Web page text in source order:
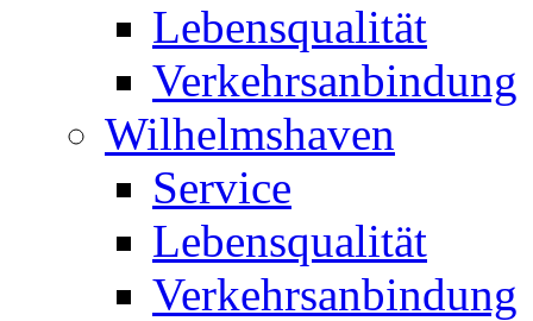
Lebensqualität
Verkehrsanbindung
Wilhelmshaven
Service
Lebensqualität
Verkehrsanbindung